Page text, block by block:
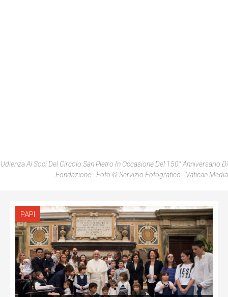
Udienza Ai Soci Del Circolo San Pietro In Occasione Del 150° Anniversario Di
Fondazione - Foto © Servizio Fotografico - Vatican Media
PAPI